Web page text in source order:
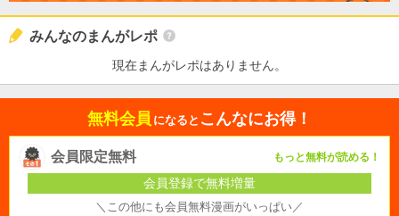
みんなのまんがレポ
現在まんがレポはありません。
無料会員 になると こんなにお得！
会員限定無料 もっと無料が読める！
会員登録で無料増量
＼この他にも会員無料漫画がいっぱい／